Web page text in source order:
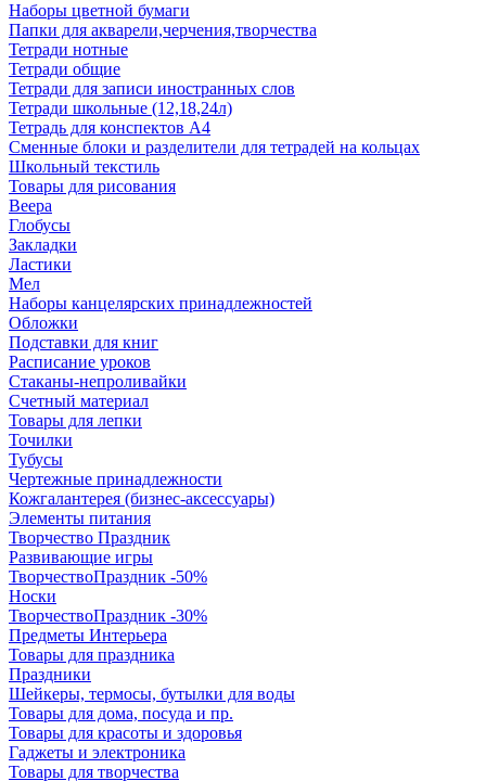
Наборы цветной бумаги
Папки для акварели,черчения,творчества
Тетради нотные
Тетради общие
Тетради для записи иностранных слов
Тетради школьные (12,18,24л)
Тетрадь для конспектов А4
Сменные блоки и разделители для тетрадей на кольцах
Школьный текстиль
Товары для рисования
Веера
Глобусы
Закладки
Ластики
Мел
Наборы канцелярских принадлежностей
Обложки
Подставки для книг
Расписание уроков
Стаканы-непроливайки
Счетный материал
Товары для лепки
Точилки
Тубусы
Чертежные принадлежности
Кожгалантерея (бизнес-аксессуары)
Элементы питания
Творчество Праздник
Развивающие игры
ТворчествоПраздник -50%
Носки
ТворчествоПраздник -30%
Предметы Интерьера
Товары для праздника
Праздники
Шейкеры, термосы, бутылки для воды
Товары для дома, посуда и пр.
Товары для красоты и здоровья
Гаджеты и электроника
Товары для творчества